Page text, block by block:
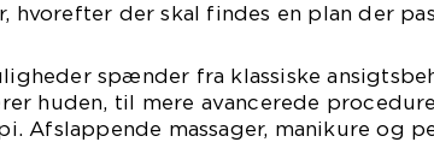
hvorefter der skal findes en plan der
spænder fra klassiske
huden, til mere avancerede
Afslappende massager, manikure og